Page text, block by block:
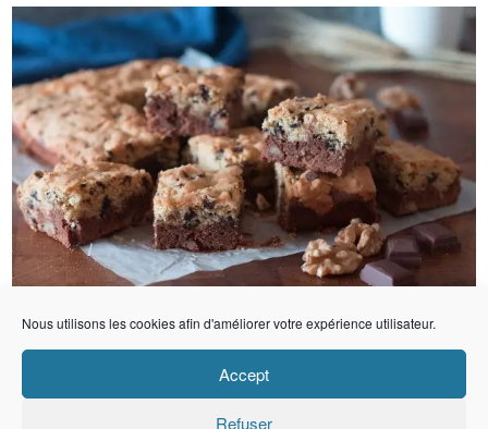
Nous utilisons les cookies afin d'améliorer votre expérience utilisateur.
Accept
Refuser